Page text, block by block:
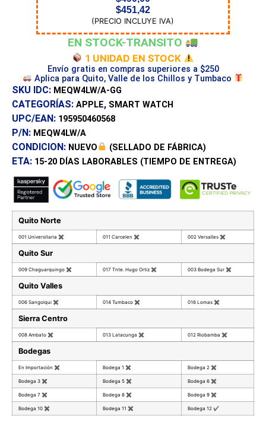
$451,42
(PRECIO INCLUYE IVA)
EN STOCK-TRANSITO
1 UNIDAD EN STOCK
Envío gratis en compras superiores a $250
Aplica para Quito, Valle de los Chillos y Tumbaco
SKU IDC: MEQW4LW/A-GG
CATEGORÍAS: APPLE, SMART WATCH
UPC/EAN: 195950460568
P/N: MEQW4LW/A
CONDICION: NUEVO (SELLADO DE FÁBRICA)
ETA: 15-20 DÍAS LABORABLES (TIEMPO DE ENTREGA)
Quito Norte
001 Universitaria ✖ 011 Carcelen ✖ 002 Versalles ✖
Quito Sur
009 Chaguarquingo ✖ 017 Tnte. Hugo Ortiz ✖ 003 Bodega Sur ✖
Quito Valles
006 Sangolqui ✖ 014 Tumbaco ✖ 016 Lomas ✖
Sierra Centro
008 Ambato ✖ 013 Latacunga ✖ 012 Riobamba ✖
Bodegas
En Importación ✖ Bodega 1 ✖ Bodega 2 ✖
Bodega 3 ✖ Bodega 5 ✖ Bodega 6 ✖
Bodega 7 ✖ Bodega 8 ✖ Bodega 9 ✖
Bodega 10 ✖ Bodega 11 ✖ Bodega 12 ✔